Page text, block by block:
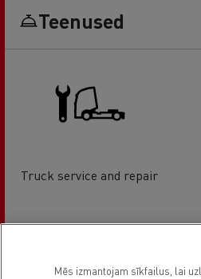
Teenused
Truck service and repair
Mēs izmantojam sīkfailus, lai